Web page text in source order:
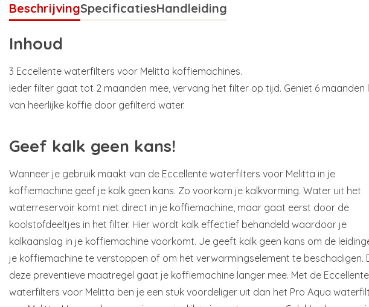
BeschrijvingSpecificatiesHandleiding
Inhoud
3 Eccellente waterfilters voor Melitta koffiemachines.
Ieder filter gaat tot 2 maanden mee, vervang het filter op tijd. Geniet 6 maanden
van heerlijke koffie door gefilterd water.
Geef kalk geen kans!
Wanneer je gebruik maakt van de Eccellente waterfilters voor Melitta in je
koffiemachine geef je kalk geen kans. Zo voorkom je kalkvorming. Water uit het
waterreservoir komt niet direct in je koffiemachine, maar gaat eerst door de
koolstofdeeltjes in het filter. Hier wordt kalk effectief behandeld waardoor je
kalkaanslag in je koffiemachine voorkomt. Je geeft kalk geen kans om de
je koffiemachine te verstoppen of om het verwarmingselement te beschadigen.
deze preventieve maatregel gaat je koffiemachine langer mee. Met de Eccellente
waterfilters voor Melitta ben je een stuk voordeliger uit dan het Pro Aqua